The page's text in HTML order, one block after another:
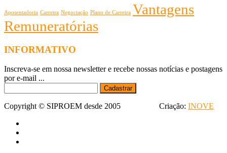
Aposentadoria Carreira Negociação Plano de Carreira Vantagens
Remuneratórias
INFORMATIVO
Inscreva-se em nossa newsletter e recebe nossas notícias e postagens
por e-mail ...
Copyright © SIPROEM desde 2005 Criação: INOVE